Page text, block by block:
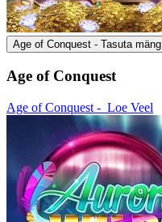
Age of Conquest - Tasuta mäng
Age of Conquest
Age of Conquest - Loe Veel